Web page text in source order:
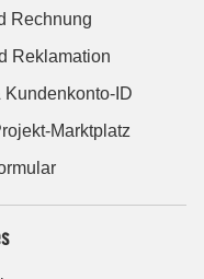
Rechnung
Reklamation
Kundenkonto-ID
Marktplatz